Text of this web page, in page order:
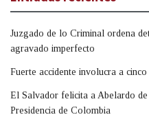
Juzgado de lo Criminal ordena
agravado imperfecto
Fuerte accidente involucra a
El Salvador felicita a Abelardo
Presidencia de Colombia